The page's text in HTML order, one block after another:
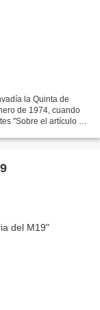
la Quinta de
de 1974, cuando
"Sobre el artículo de